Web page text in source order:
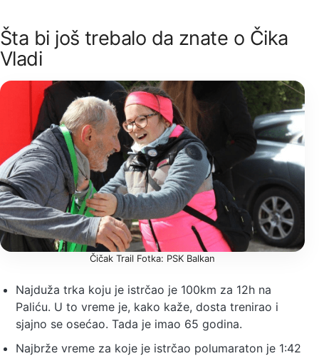
Šta bi još trebalo da znate o Čika
Vladi
Čičak Trail Fotka: PSK Balkan
Najduža trka koju je istrčao je 100km za 12h na
Paliću. U to vreme je, kako kaže, dosta trenirao i
sjajno se osećao. Tada je imao 65 godina.
Najbrže vreme za koje je istrčao polumaraton je 1:42